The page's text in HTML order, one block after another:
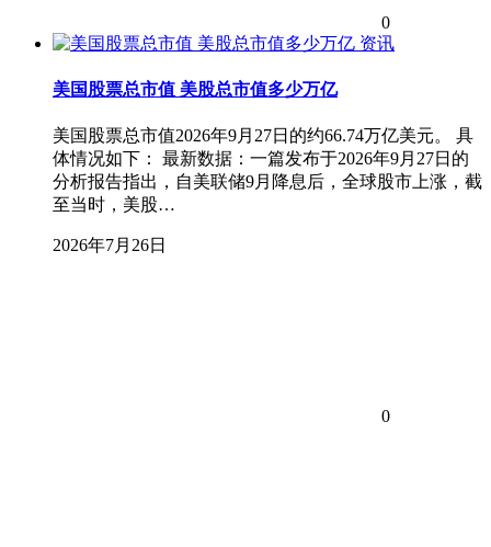
0
资讯
美国股票总市值 美股总市值多少万亿
美国股票总市值2026年9月27日的约66.74万亿美元。 具
体情况如下： 最新数据：一篇发布于2026年9月27日的
分析报告指出，自美联储9月降息后，全球股市上涨，截
至当时，美股…
2026年7月26日
0